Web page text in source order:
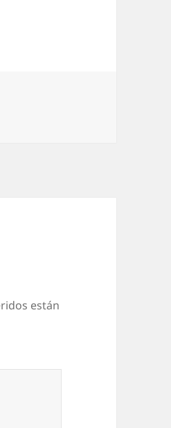
están